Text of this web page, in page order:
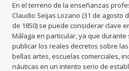
En el terreno de la enseñanzas
Claudio Seijas Lozano (31 de agosto
de 1850) se puede considerar clave
Málaga en particular, ya que durante
publicar los reales decretos sobre
bellas artes, escuelas comerciales,
náuticas en un intento serio de